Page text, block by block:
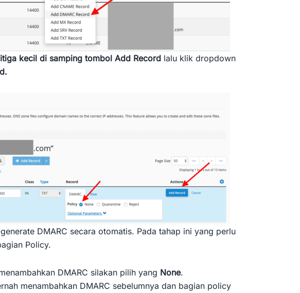
kecil di samping tombol Add Record lalu klik dropdown
DMARC secara otomatis. Pada tahap ini yang perlu
Policy.
DMARC silakan pilih yang None.
menambahkan DMARC sebelumnya dan bagian policy